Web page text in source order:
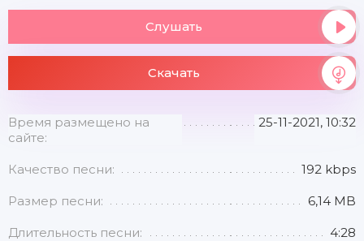
Слушать
Скачать
Время размещено на
сайте:
25-11-2021, 10:32
Качество песни: 192 kbps
Размер песни: 6,14 MB
Длительность песни: 4:28